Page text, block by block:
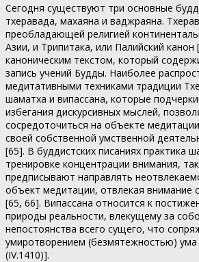
Сегодня существуют три основные
тхеравада, махаяна и ваджраяна.
преобладающей религией
Азии, и Трипитака, или Палийский канон
каноническим текстом, который
запись учений Будды. Наиболее
медитативными техниками традиции
шаматха и випассана, которые
избегания дискурсивных мыслей,
сосредоточиться на объекте
своей собственной умственной
[65]. В буддистских писаниях практика
тренировке концентрации внимания,
предписывают направлять
объект медитации, отвлекая внимание
[65, 66]. Випассана относится к
природы реальности, влекущему за
непостоянства всего сущего, что
умиротворением (безмятежностью) ума
(IV.1410)].